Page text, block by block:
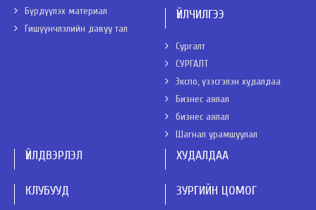
Бүрдүүлэх материал
Гишүүнчлэлийн давуу тал
ҮЙЛЧИЛГЭЭ
Сургалт
СУРГАЛТ
Экспо, үзэсгэлэн худалдаа
Бизнес аялал
бизнес аялал
Шагнал урамшуулал
ҮЙЛДВЭРЛЭЛ ХУДАЛДАА
КЛУБУУД ЗУРГИЙН ЦОМОГ